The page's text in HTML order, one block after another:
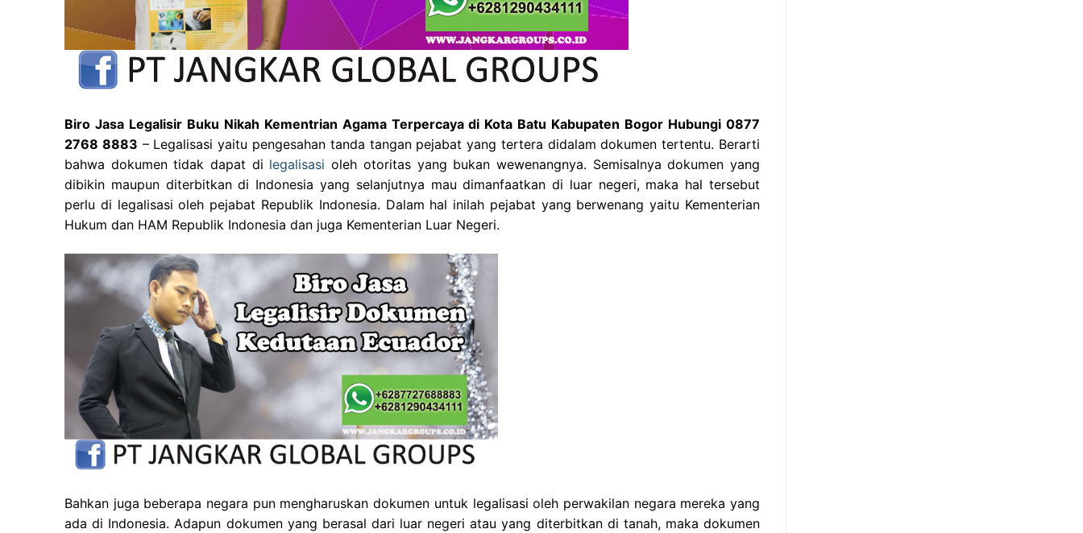
Biro Jasa Legalisir Buku Nikah Kementrian Agama Terpercaya di Kota Batu Kabupaten Bogor Hubungi 0877
2768 8883 – Legalisasi yaitu pengesahan tanda tangan pejabat yang tertera didalam dokumen tertentu. Berarti
bahwa dokumen tidak dapat di legalisasi oleh otoritas yang bukan wewenangnya. Semisalnya dokumen yang
dibikin maupun diterbitkan di Indonesia yang selanjutnya mau dimanfaatkan di luar negeri, maka hal tersebut
perlu di legalisasi oleh pejabat Republik Indonesia. Dalam hal inilah pejabat yang berwenang yaitu Kementerian
Hukum dan HAM Republik Indonesia dan juga Kementerian Luar Negeri.
Bahkan juga beberapa negara pun mengharuskan dokumen untuk legalisasi oleh perwakilan negara mereka yang
ada di Indonesia. Adapun dokumen yang berasal dari luar negeri atau yang diterbitkan di tanah, maka dokumen